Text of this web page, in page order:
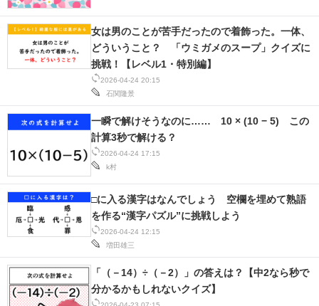
エネルギーの専門メディア
建設×テクノロジーの最前線
ちょっと気になるネットの話題
2026-04-24 20:15
石関隆景
女は男のことが苦手だったので着飾った。一体、
どういうこと？ 「ウミガメのスープ」クイズに
挑戦！【レベル1・特別編】
2026-04-24 17:15
k村
一瞬で解けそうなのに…… 10 × (10 − 5) この
計算3秒で解ける？
2026-04-24 12:15
増田雄三
□に入る漢字はなんでしょう 空欄を埋めて熟語
を作る“漢字パズル”に挑戦しよう
「（－14）÷（－2）」の答えは？【中2なら秒で
分かるかもしれないクイズ】